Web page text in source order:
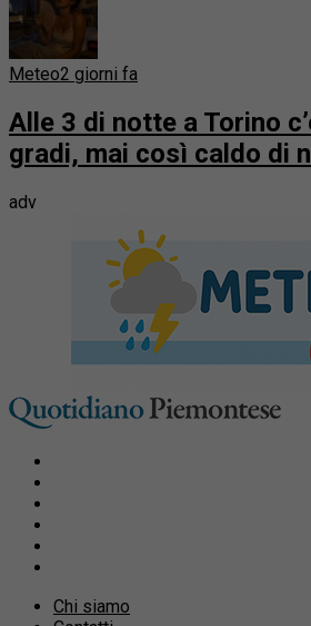
Meteo2 giorni fa
Alle 3 di notte a Torino
gradi, mai così caldo di
adv
Chi siamo